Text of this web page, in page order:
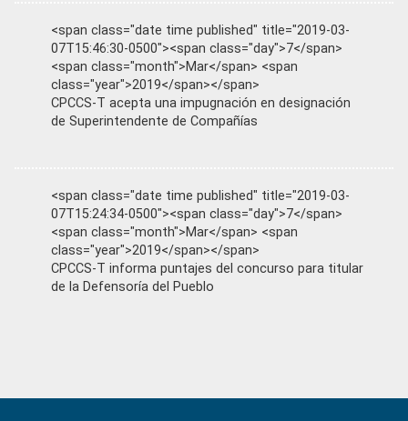
<span class="date time published" title="2019-03-
07T15:46:30-0500"><span class="day">7</span>
<span class="month">Mar</span> <span
class="year">2019</span></span>
CPCCS-T acepta una impugnación en designación
de Superintendente de Compañías
<span class="date time published" title="2019-03-
07T15:24:34-0500"><span class="day">7</span>
<span class="month">Mar</span> <span
class="year">2019</span></span>
CPCCS-T informa puntajes del concurso para titular
de la Defensoría del Pueblo